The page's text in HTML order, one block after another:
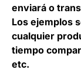
enviará o
Los ejemplos
cualquier
tiempo
etc.